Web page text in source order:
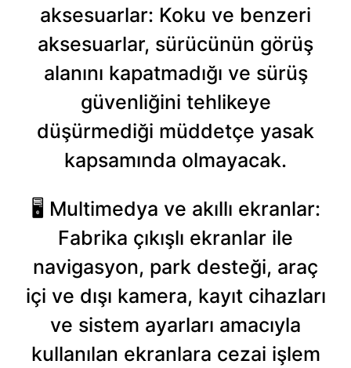
aksesuarlar: Koku ve benzeri
aksesuarlar, sürücünün görüş
alanını kapatmadığı ve sürüş
güvenliğini tehlikeye
düşürmediği müddetçe yasak
kapsamında olmayacak.
🖥️ Multimedya ve akıllı ekranlar:
Fabrika çıkışlı ekranlar ile
navigasyon, park desteği, araç
içi ve dışı kamera, kayıt cihazları
ve sistem ayarları amacıyla
kullanılan ekranlara cezai işlem